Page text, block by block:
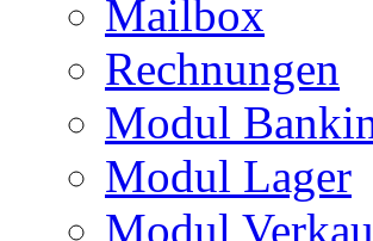
Mailbox
Rechnungen
Modul
Modul Lager
Modul